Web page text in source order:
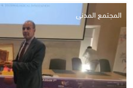
المجتمع المدني